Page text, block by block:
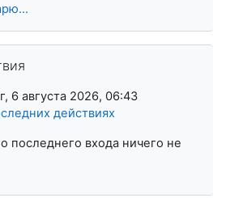
6 августа 2026, 06:43
действиях
последнего входа ничего не